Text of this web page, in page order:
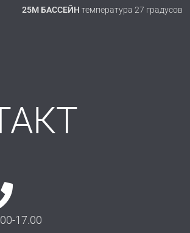
25M БАССЕЙН температура 27 градусов
17.00